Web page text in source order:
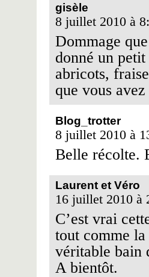
gisèle
8 juillet 2010 à
Dommage
donné un
abricots,
que vous
Blog_trotter
8 juillet 2010 à
Belle récolte.
Laurent et Véro
16 juillet 2010 à
C’est vrai
tout comme
véritable bain
A bientôt.